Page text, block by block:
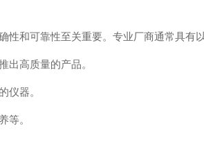
和可靠性至关重要。专业厂商通常具有
出高质量的产品。
仪器。
等。